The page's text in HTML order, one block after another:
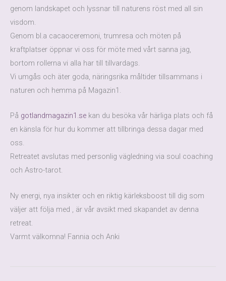
genom landskapet och lyssnar till naturens röst med all sin
visdom.
Genom bl.a cacaoceremoni, trumresa och möten på
kraftplatser öppnar vi oss för möte med vårt sanna jag,
bortom rollerna vi alla har till tillvardags.
Vi umgås och äter goda, näringsrika måltider tillsammans i
naturen och hemma på Magazin1.
På gotlandmagazin1.se kan du besöka vår härliga plats och få
en känsla för hur du kommer att tillbringa dessa dagar med
oss.
Retreatet avslutas med personlig vägledning via soul coaching
och Astro-tarot.
Ny energi, nya insikter och en riktig kärleksboost till dig som
väljer att följa med , är vår avsikt med skapandet av denna
retreat.
Varmt välkomna! Fannia och Anki